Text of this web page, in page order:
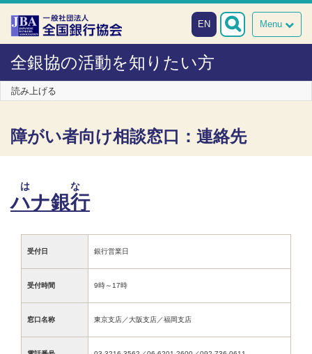
本文へスキップ
Menu
EN
全銀協の活動を知りたい方
読み上げる
障がい者向け相談窓口：連絡先
ハナ銀行
はな
受付日 銀行営業日
受付時間 9時～17時
窓口名称 東京支店／大阪支店／福岡支店